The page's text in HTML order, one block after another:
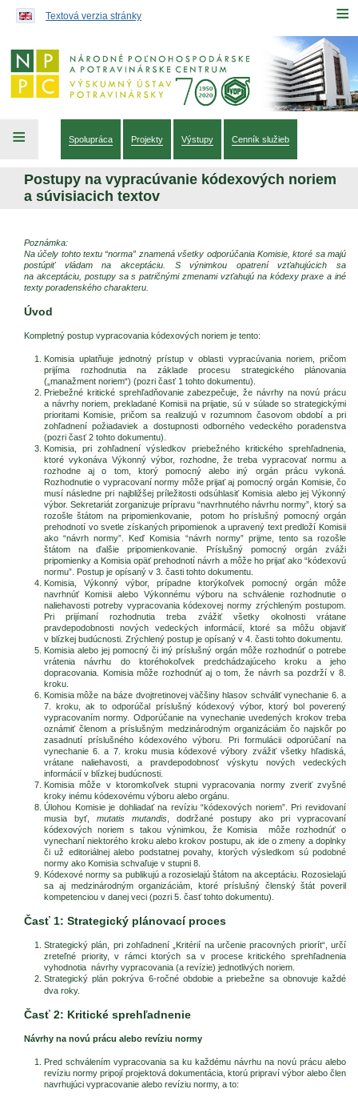
≡
Textová verzia stránky
≡ Spolupráca Projekty Výstupy Cenník služieb
Postupy na vypracúvanie kódexových noriem
a súvisiacich textov
Poznámka:
Na účely tohto textu “norma” znamená všetky odporúčania Komisie, ktoré sa majú
postúpiť vládam na akceptáciu. S výnimkou opatrení vzťahujúcich sa
na akceptáciu, postupy sa s patričnými zmenami vzťahujú na kódexy praxe a iné
texty poradenského charakteru.
Úvod
Kompletný postup vypracovania kódexových noriem je tento:
Komisia uplatňuje jednotný prístup v oblasti vypracúvania noriem, pričom
prijíma rozhodnutia na základe procesu strategického plánovania
(„manažment noriem“) (pozri časť 1 tohto dokumentu).
Priebežné kritické sprehľadňovanie zabezpečuje, že návrhy na novú prácu
a návrhy noriem, prekladané Komisii na prijatie, sú v súlade so strategickými
prioritami Komisie, pričom sa realizujú v rozumnom časovom období a pri
zohľadnení požiadaviek a dostupnosti odborného vedeckého poradenstva
(pozri časť 2 tohto dokumentu).
Komisia, pri zohľadnení výsledkov priebežného kritického sprehľadnenia,
ktoré vykonáva Výkonný výbor, rozhodne, že treba vypracovať normu a
rozhodne aj o tom, ktorý pomocný alebo iný orgán prácu vykoná.
Rozhodnutie o vypracovaní normy môže prijať aj pomocný orgán Komisie, čo
musí následne pri najbližšej príležitosti odsúhlasiť Komisia alebo jej Výkonný
výbor. Sekretariát zorganizuje prípravu “navrhnutého návrhu normy”, ktorý sa
rozošle štátom na pripomienkovanie, potom ho príslušný pomocný orgán
prehodnotí vo svetle získaných pripomienok a upravený text predloží Komisii
ako “návrh normy”. Keď Komisia “návrh normy” prijme, tento sa rozošle
štátom na ďalšie pripomienkovanie. Príslušný pomocný orgán zváži
pripomienky a Komisia opäť prehodnotí návrh a môže ho prijať ako “kódexovú
normu”. Postup je opísaný v 3. časti tohto dokumentu.
Komisia, Výkonný výbor, prípadne ktorýkoľvek pomocný orgán môže
navrhnúť Komisii alebo Výkonnému výboru na schválenie rozhodnutie o
naliehavosti potreby vypracovania kódexovej normy zrýchleným postupom.
Pri prijímaní rozhodnutia treba zvážiť všetky okolnosti vrátane
pravdepodobnosti nových vedeckých informácií, ktoré sa môžu objaviť
v blízkej budúcnosti. Zrýchlený postup je opísaný v 4. časti tohto dokumentu.
Komisia alebo jej pomocný či iný príslušný orgán môže rozhodnúť o potrebe
vrátenia návrhu do ktoréhokoľvek predchádzajúceho kroku a jeho
dopracovania. Komisia môže rozhodnúť aj o tom, že návrh sa pozdrží v 8.
kroku.
Komisia môže na báze dvojtretinovej väčšiny hlasov schváliť vynechanie 6. a
7. kroku, ak to odporúčal príslušný kódexový výbor, ktorý bol poverený
vypracovaním normy. Odporúčanie na vynechanie uvedených krokov treba
oznámiť členom a príslušným medzinárodným organizáciám čo najskôr po
zasadnutí príslušného kódexového výboru. Pri formulácii odporúčaní na
vynechanie 6. a 7. kroku musia kódexové výbory zvážiť všetky hľadiská,
vrátane naliehavosti, a pravdepodobnosť výskytu nových vedeckých
informácií v blízkej budúcnosti.
Komisia môže v ktoromkoľvek stupni vypracovania normy zveriť zvyšné
kroky inému kódexovému výboru alebo orgánu.
Úlohou Komisie je dohliadať na revíziu “kódexových noriem”. Pri revidovaní
musia byť, mutatis mutandis , dodržané postupy ako pri vypracovaní
kódexových noriem s takou výnimkou, že Komisia môže rozhodnúť o
vynechaní niektorého kroku alebo krokov postupu, ak ide o zmeny a doplnky
či už editoriálnej alebo podstatnej povahy, ktorých výsledkom sú podobné
normy ako Komisia schvaľuje v stupni 8.
Kódexové normy sa publikujú a rozosielajú štátom na akceptáciu. Rozosielajú
sa aj medzinárodným organizáciám, ktoré príslušný členský štát poveril
kompetenciou v danej veci (pozri 5. časť tohto dokumentu).
Časť 1: Strategický plánovací proces
Strategický plán, pri zohľadnení „Kritérií na určenie pracovných priorít“, určí
zreteľné priority, v rámci ktorých sa v procese kritického sprehľadnenia
vyhodnotia návrhy vypracovania (a revízie) jednotlivých noriem.
Strategický plán pokrýva 6-ročné obdobie a priebežne sa obnovuje každé
dva roky.
Časť 2: Kritické sprehľadnenie
Návrhy na novú prácu alebo revíziu normy
Pred schválením vypracovania sa ku každému návrhu na novú prácu alebo
revíziu normy pripojí projektová dokumentácia, ktorú pripraví výbor alebo člen
navrhujúci vypracovanie alebo revíziu normy, a to: